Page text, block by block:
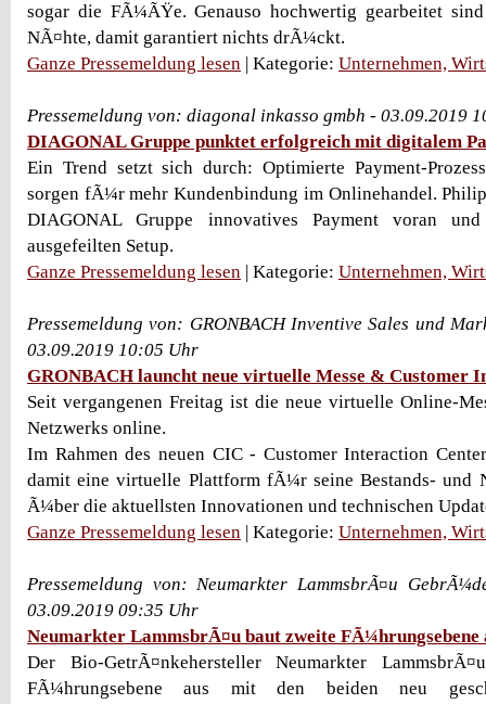
sogar die FÃ¼ÃŸe. Genauso hochwertig gearbeitet
NÃ¤hte, damit garantiert nichts drÃ¼ckt.
Ganze Pressemeldung lesen | Kategorie: Unternehmen,
Pressemeldung von: diagonal inkasso gmbh - 03.09.2019
DIAGONAL Gruppe punktet erfolgreich mit digitalem
Ein Trend setzt sich durch: Optimierte Payment-
sorgen fÃ¼r mehr Kundenbindung im Onlinehandel.
DIAGONAL Gruppe innovatives Payment voran
ausgefeilten Setup.
Ganze Pressemeldung lesen | Kategorie: Unternehmen,
Pressemeldung von: GRONBACH Inventive Sales und
03.09.2019 10:05 Uhr
GRONBACH launcht neue virtuelle Messe & Customer
Seit vergangenen Freitag ist die neue virtuelle Online-
Netzwerks online.
Im Rahmen des neuen CIC - Customer Interaction
damit eine virtuelle Plattform fÃ¼r seine Bestands- und
Ã¼ber die aktuellsten Innovationen und technischen
Ganze Pressemeldung lesen | Kategorie: Unternehmen,
Pressemeldung von: Neumarkter LammsbrÃ¤u
03.09.2019 09:35 Uhr
Neumarkter LammsbrÃ¤u baut zweite FÃ¼hrungsebene
Der Bio-GetrÃ¤nkehersteller Neumarkter
FÃ¼hrungsebene aus mit den beiden neu